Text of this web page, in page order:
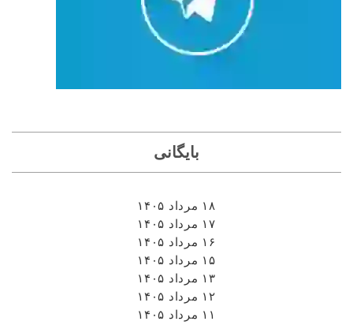
بایگانی
۱۸ مرداد ۱۴۰۵
۱۷ مرداد ۱۴۰۵
۱۶ مرداد ۱۴۰۵
۱۵ مرداد ۱۴۰۵
۱۳ مرداد ۱۴۰۵
۱۲ مرداد ۱۴۰۵
۱۱ مرداد ۱۴۰۵